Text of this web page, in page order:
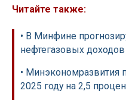
Читайте также:
• В Минфине
нефтегазовых
• Минэкономразвития
2025 году на 2,5